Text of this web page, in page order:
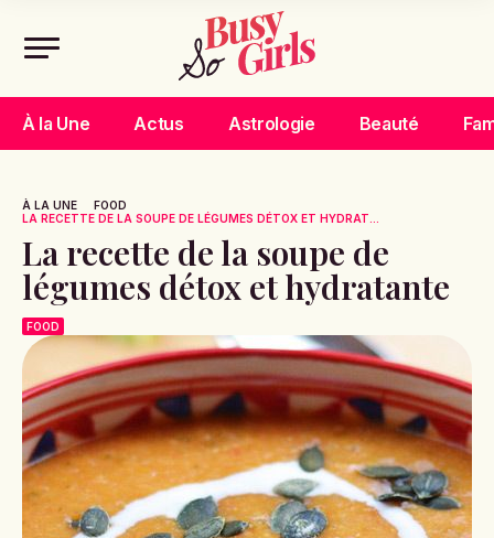
À la Une Actus Astrologie Beauté
À LA UNE
FOOD
LA RECETTE DE LA SOUPE DE LÉGUMES DÉTOX ET HYDRAT...
La recette de la soupe de
légumes détox et hydratante
FOOD